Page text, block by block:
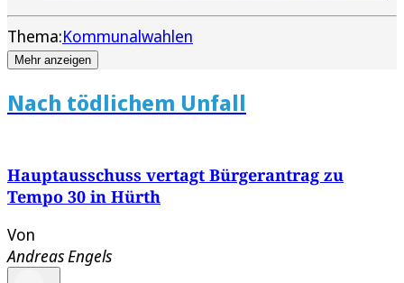
Thema:Kommunalwahlen
Mehr anzeigen
Nach tödlichem Unfall
Hauptausschuss vertagt Bürgerantrag zu
Tempo 30 in Hürth
Von
Andreas Engels